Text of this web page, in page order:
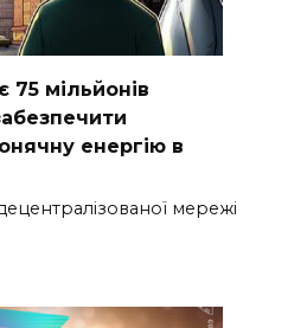
75 мільйонів
енергію в
мережі